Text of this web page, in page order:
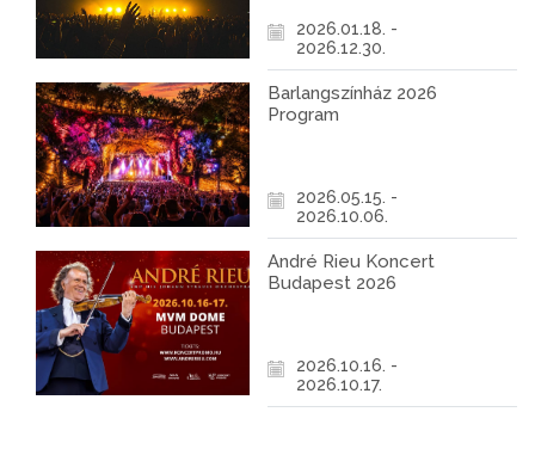
2026.01.18. -
2026.12.30.
Barlangszínház 2026
Program
2026.05.15. -
2026.10.06.
André Rieu Koncert
Budapest 2026
2026.10.16. -
2026.10.17.